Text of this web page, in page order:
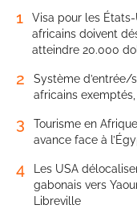
1
Visa pour les
africains doivent
atteindre 20.000
2
Système d’entrée/
africains
3
Tourisme en
avance face à
4
Les USA
gabonais vers
Libreville